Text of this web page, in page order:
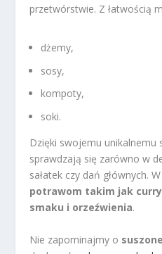
przetwórstwie. Z łatwością
dżemy,
sosy,
kompoty,
soki.
Dzięki swojemu unikalnemu
sprawdzają się zarówno w
sałatek czy dań głównych.
potrawom takim jak
smaku i orzeźwienia.
Nie zapominajmy o